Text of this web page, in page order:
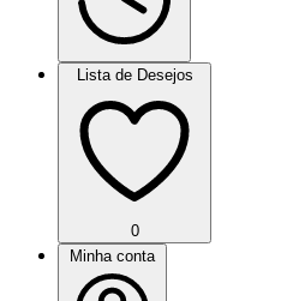
Lista de Desejos
0
Minha conta